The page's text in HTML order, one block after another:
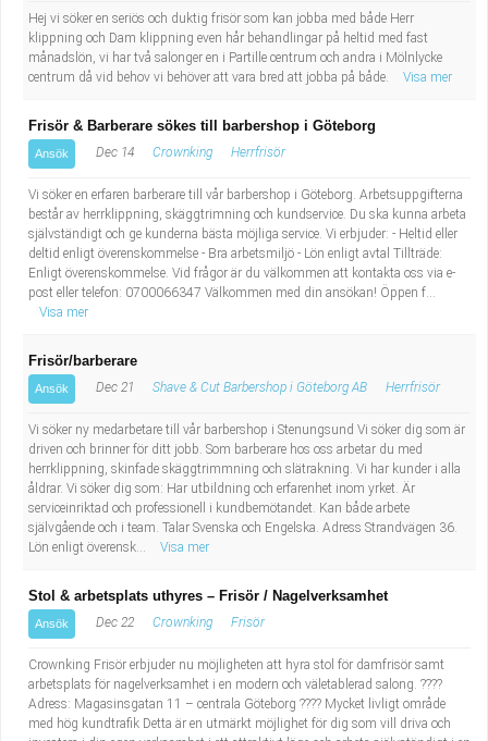
Hej vi söker en seriös och duktig frisör som kan jobba med både Herr
klippning och Dam klippning even hår behandlingar på heltid med fast
månadslön, vi har två salonger en i Partille centrum och andra i Mölnlycke
centrum då vid behov vi behöver att vara bred att jobba på både.
Visa mer
Frisör & Barberare sökes till barbershop i Göteborg
Ansök Dec 14 Crownking Herrfrisör
Vi söker en erfaren barberare till vår barbershop i Göteborg. Arbetsuppgifterna
består av herrklippning, skäggtrimning och kundservice. Du ska kunna arbeta
självständigt och ge kunderna bästa möjliga service. Vi erbjuder: - Heltid eller
deltid enligt överenskommelse - Bra arbetsmiljö - Lön enligt avtal Tillträde:
Enligt överenskommelse. Vid frågor är du välkommen att kontakta oss via e-
post eller telefon: 0700066347 Välkommen med din ansökan! Öppen f...
Visa mer
Frisör/barberare
Ansök Dec 21 Shave & Cut Barbershop i Göteborg AB Herrfrisör
Vi söker ny medarbetare till vår barbershop i Stenungsund Vi söker dig som är
driven och brinner för ditt jobb. Som barberare hos oss arbetar du med
herrklippning, skinfade skäggtrimmning och slätrakning. Vi har kunder i alla
åldrar. Vi söker dig som: Har utbildning och erfarenhet inom yrket. Är
serviceinriktad och professionell i kundbemötandet. Kan både arbete
självgående och i team. Talar Svenska och Engelska. Adress Strandvägen 36.
Lön enligt överensk...
Visa mer
Stol & arbetsplats uthyres – Frisör / Nagelverksamhet
Ansök Dec 22 Crownking Frisör
Crownking Frisör erbjuder nu möjligheten att hyra stol för damfrisör samt
arbetsplats för nagelverksamhet i en modern och väletablerad salong. ????
Adress: Magasinsgatan 11 – centrala Göteborg ???? Mycket livligt område
med hög kundtrafik Detta är en utmärkt möjlighet för dig som vill driva och